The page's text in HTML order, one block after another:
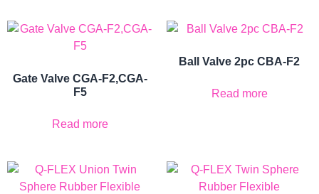
Gate Valve CGA-F2,CGA-
F5
Read more
Ball Valve 2pc CBA-F2
Read more